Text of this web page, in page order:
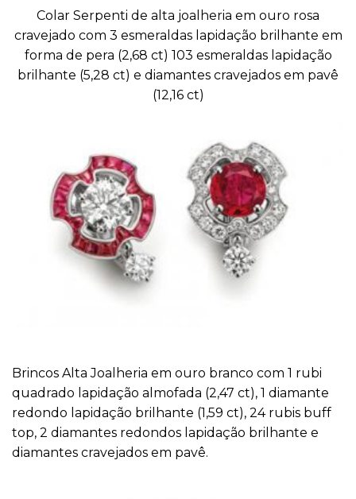
Colar Serpenti de alta joalheria em ouro rosa
cravejado com 3 esmeraldas lapidação brilhante em
forma de pera (2,68 ct) 103 esmeraldas lapidação
brilhante (5,28 ct) e diamantes cravejados em pavê
(12,16 ct)
Brincos Alta Joalheria em ouro branco com 1 rubi
quadrado lapidação almofada (2,47 ct), 1 diamante
redondo lapidação brilhante (1,59 ct), 24 rubis buff
top, 2 diamantes redondos lapidação brilhante e
diamantes cravejados em pavê.